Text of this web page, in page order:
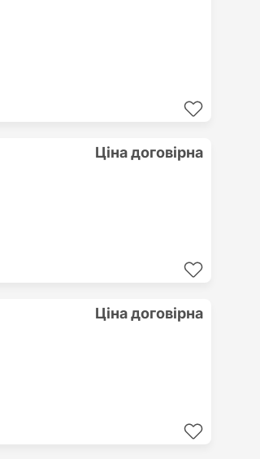
Ціна договірна
Ціна договірна